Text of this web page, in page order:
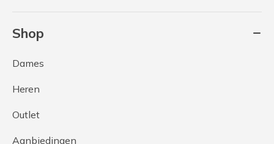
Shop
Dames
Heren
Outlet
Aanbiedingen